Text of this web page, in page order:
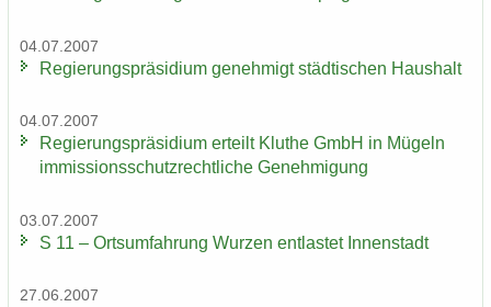
04.07.2007
Re­gie­rungs­prä­si­di­um ge­neh­migt städ­ti­schen Haus­halt
04.07.2007
Re­gie­rungs­prä­si­di­um er­teilt Klu­the GmbH in Mü­geln
im­mis­si­ons­schutz­recht­li­che Ge­neh­mi­gung
03.07.2007
S 11 – Orts­um­fah­rung Wur­zen ent­las­tet In­nen­stadt
27.06.2007